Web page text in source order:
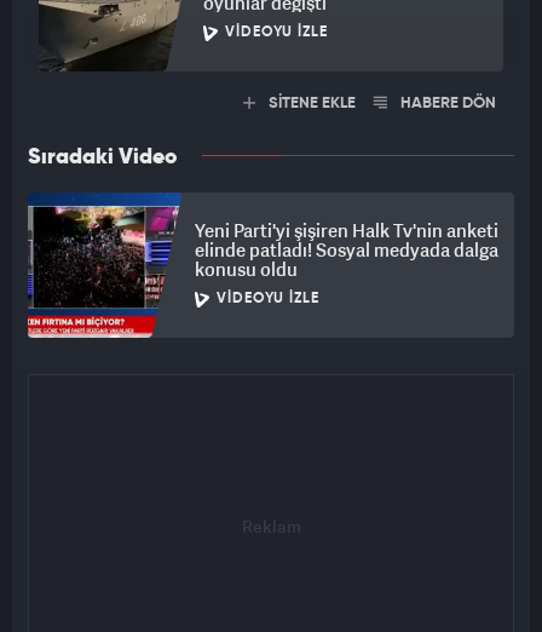
VIDEOYU İZLE
SİTENE EKLE HABERE DÖN
Sıradaki Video
Yeni Parti'yi şişiren Halk Tv'nin anketi
elinde patladı! Sosyal medyada dalga
konusu oldu
VIDEOYU İZLE